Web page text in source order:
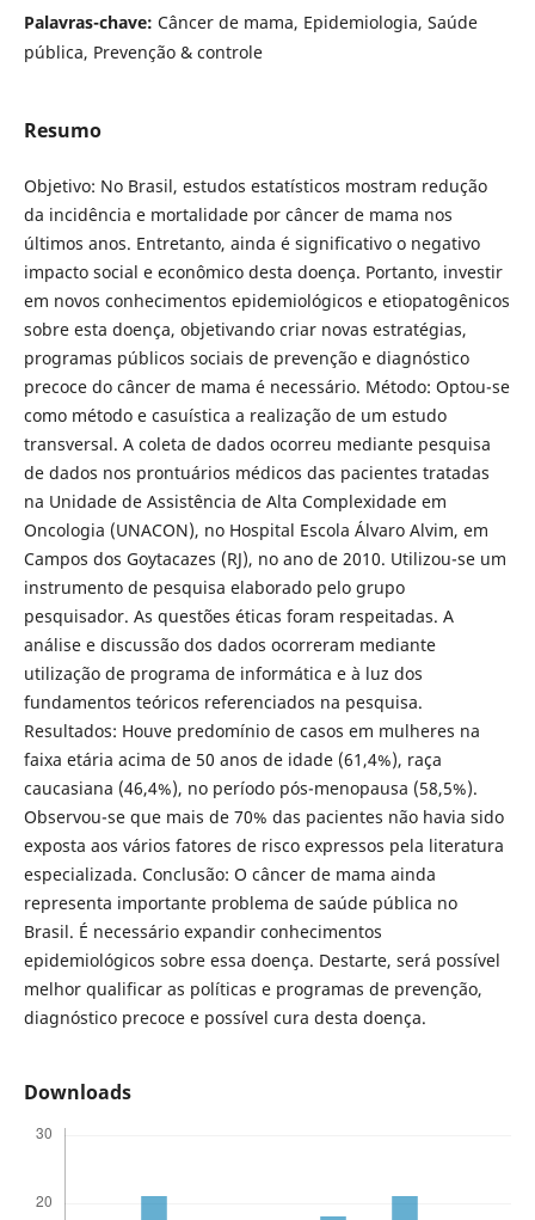
Palavras-chave: Câncer de mama, Epidemiologia, Saúde
pública, Prevenção & controle
Resumo
Objetivo: No Brasil, estudos estatísticos mostram redução
da incidência e mortalidade por câncer de mama nos
últimos anos. Entretanto, ainda é significativo o negativo
impacto social e econômico desta doença. Portanto, investir
em novos conhecimentos epidemiológicos e etiopatogênicos
sobre esta doença, objetivando criar novas estratégias,
programas públicos sociais de prevenção e diagnóstico
precoce do câncer de mama é necessário. Método: Optou-se
como método e casuística a realização de um estudo
transversal. A coleta de dados ocorreu mediante pesquisa
de dados nos prontuários médicos das pacientes tratadas
na Unidade de Assistência de Alta Complexidade em
Oncologia (UNACON), no Hospital Escola Álvaro Alvim, em
Campos dos Goytacazes (RJ), no ano de 2010. Utilizou-se um
instrumento de pesquisa elaborado pelo grupo
pesquisador. As questões éticas foram respeitadas. A
análise e discussão dos dados ocorreram mediante
utilização de programa de informática e à luz dos
fundamentos teóricos referenciados na pesquisa.
Resultados: Houve predomínio de casos em mulheres na
faixa etária acima de 50 anos de idade (61,4%), raça
caucasiana (46,4%), no período pós-menopausa (58,5%).
Observou-se que mais de 70% das pacientes não havia sido
exposta aos vários fatores de risco expressos pela literatura
especializada. Conclusão: O câncer de mama ainda
representa importante problema de saúde pública no
Brasil. É necessário expandir conhecimentos
epidemiológicos sobre essa doença. Destarte, será possível
melhor qualificar as políticas e programas de prevenção,
diagnóstico precoce e possível cura desta doença.
Downloads